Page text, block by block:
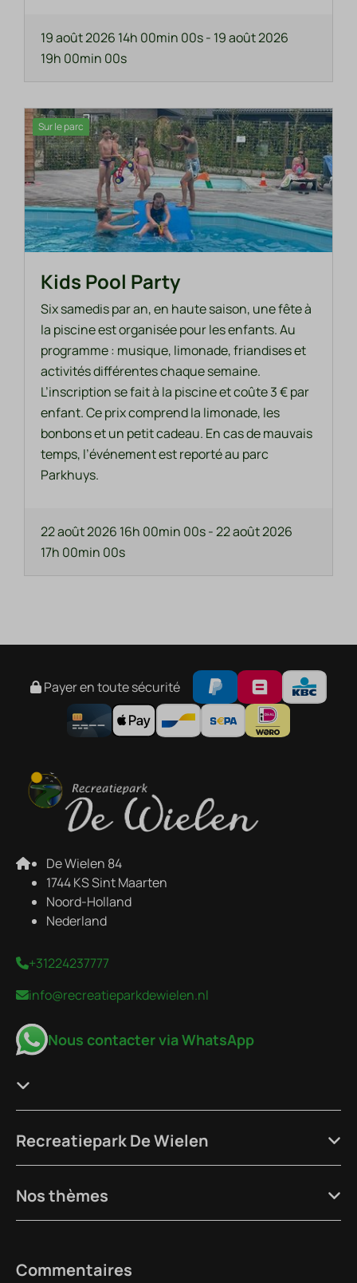
19 août 2026 14h 00min 00s- 19 août 2026
19h 00min 00s
Sur le parc
Kids Pool Party
Six samedis par an, en haute saison, une fête à
la piscine est organisée pour les enfants. Au
programme : musique, limonade, friandises et
activités différentes chaque semaine.
L’inscription se fait à la piscine et coûte 3 € par
enfant. Ce prix comprend la limonade, les
bonbons et un petit cadeau. En cas de mauvais
temps, l’événement est reporté au parc
Parkhuys.
22 août 2026 16h 00min 00s-22 août 2026
17h 00min 00s
Payer en toute sécurité
De Wielen 84
1744 KS Sint Maarten
Noord-Holland
Nederland
+31224237777
info@recreatieparkdewielen.nl
Nous contacter via WhatsApp
Recreatiepark De Wielen
Nos thèmes
Commentaires